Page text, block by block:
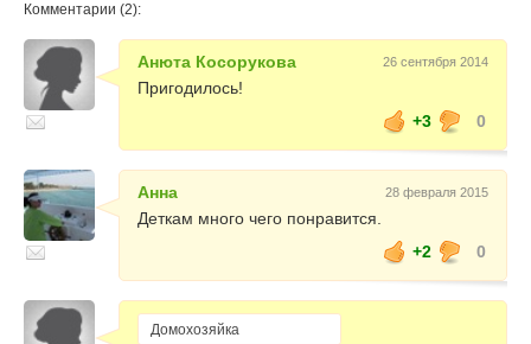
Комментарии (2):
Анюта Косорукова 26 сентября 2014
Пригодилось!
+3
0
Анна 28 февраля 2015
Деткам много чего понравится.
+2
0